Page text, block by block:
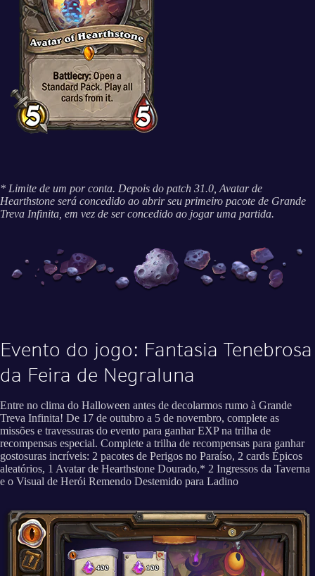
* Limite de um por conta. Depois do patch 31.0, Avatar de
Hearthstone será concedido ao abrir seu primeiro pacote de Grande
Treva Infinita, em vez de ser concedido ao jogar uma partida.
Evento do jogo: Fantasia Tenebrosa
da Feira de Negraluna
Entre no clima do Halloween antes de decolarmos rumo à Grande
Treva Infinita! De 17 de outubro a 5 de novembro, complete as
missões e travessuras do evento para ganhar EXP na trilha de
recompensas especial. Complete a trilha de recompensas para ganhar
gostosuras incríveis: 2 pacotes de Perigos no Paraíso, 2 cards Épicos
aleatórios, 1 Avatar de Hearthstone Dourado,* 2 Ingressos da Taverna
e o Visual de Herói Remendo Destemido para Ladino